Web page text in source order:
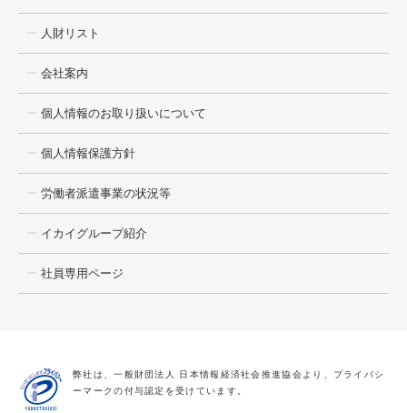
人財リスト
会社案内
個人情報のお取り扱いについて
個人情報保護方針
労働者派遣事業の状況等
イカイグループ紹介
社員専用ページ
弊社は、一般財団法人 日本情報経済社会推進協会より、プライバシ
ーマークの付与認定を受けています。